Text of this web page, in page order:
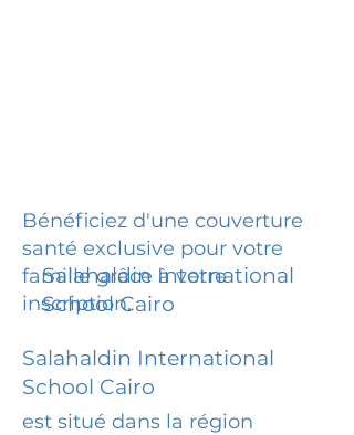
Bénéficiez d'une couverture
santé exclusive pour votre
famille grâce à votre
inscription.
Salahaldin International
School Cairo
Salahaldin International
School Cairo
est situé dans la région